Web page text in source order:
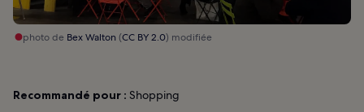
photo de Bex Walton(CC BY 2.0) modifiée
Recommandé pour : Shopping